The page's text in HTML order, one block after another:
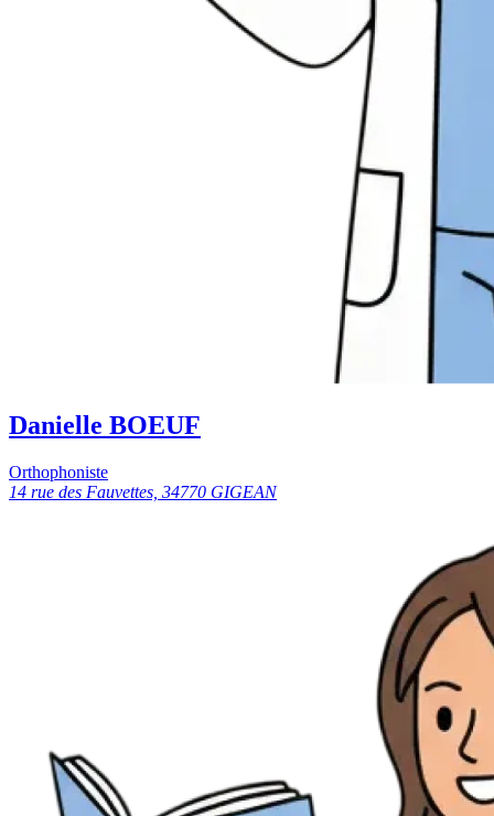
Danielle BOEUF
Orthophoniste
14 rue des Fauvettes, 34770 GIGEAN